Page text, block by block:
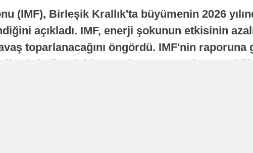
(IMF), Birleşik Krallık'ta büyümenin 2026
açıkladı. IMF, enerji şokunun etkisinin
toparlanacağını öngördü. IMF'nin raporuna
istikrarlı bir toparlanma süreci